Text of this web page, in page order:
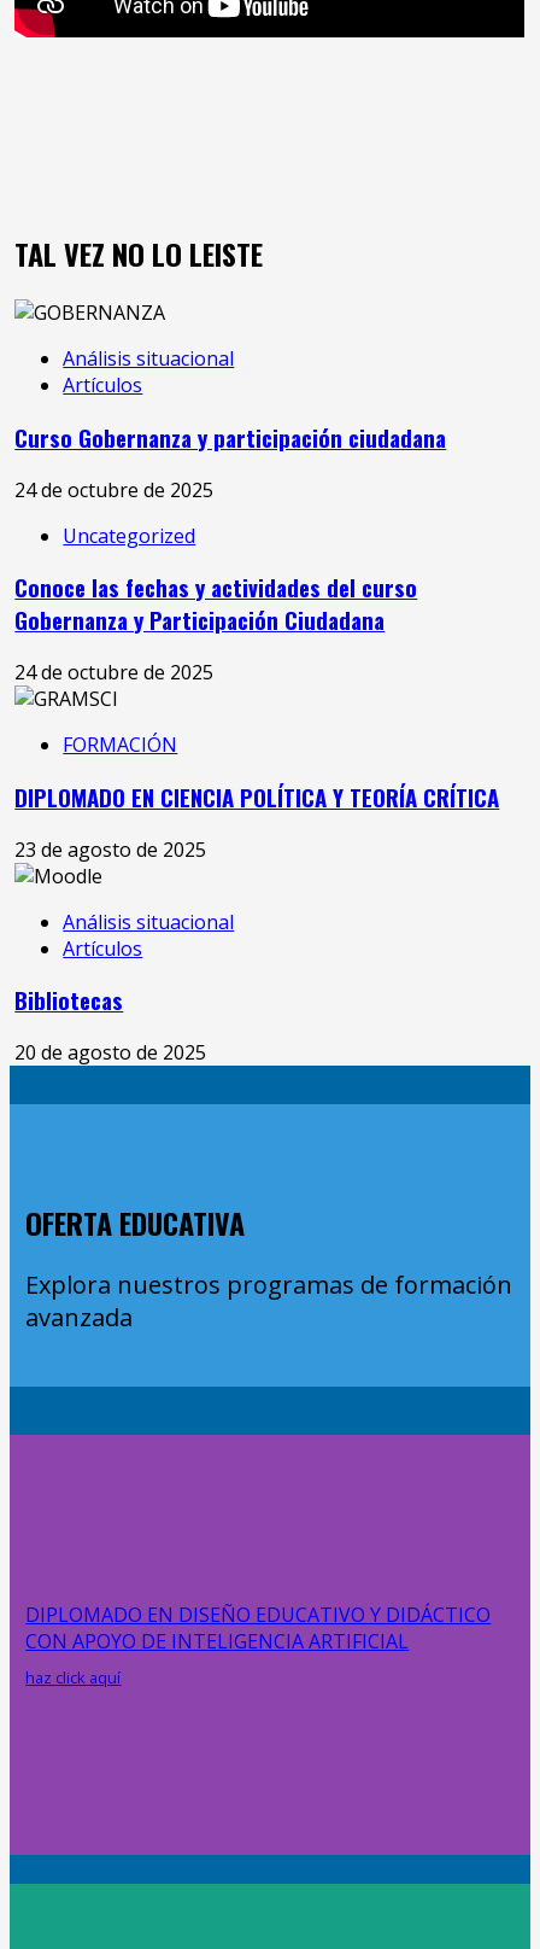
TAL VEZ NO LO LEISTE
Análisis situacional
Artículos
Curso Gobernanza y participación ciudadana
24 de octubre de 2025
Uncategorized
Conoce las fechas y actividades del curso
Gobernanza y Participación Ciudadana
24 de octubre de 2025
FORMACIÓN
DIPLOMADO EN CIENCIA POLÍTICA Y TEORÍA CRÍTICA
23 de agosto de 2025
Análisis situacional
Artículos
Bibliotecas
20 de agosto de 2025
OFERTA EDUCATIVA
Explora nuestros programas de formación
avanzada
DIPLOMADO EN DISEÑO EDUCATIVO Y DIDÁCTICO
CON APOYO DE INTELIGENCIA ARTIFICIAL
haz click aquí